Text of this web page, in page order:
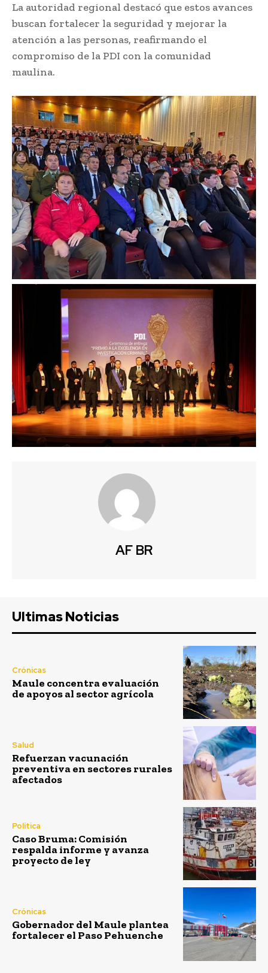
La autoridad regional destacó que estos avances
buscan fortalecer la seguridad y mejorar la
atención a las personas, reafirmando el
compromiso de la PDI con la comunidad
maulina.
AF BR
Ultimas Noticias
Crónicas
Maule concentra evaluación
de apoyos al sector agrícola
Salud
Refuerzan vacunación
preventiva en sectores rurales
afectados
Política
Caso Bruma: Comisión
respalda informe y avanza
proyecto de ley
Crónicas
Gobernador del Maule plantea
fortalecer el Paso Pehuenche